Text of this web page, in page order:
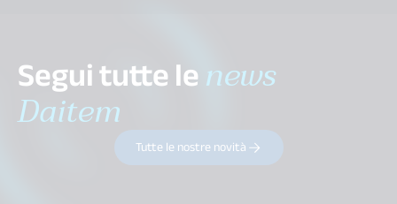
Segui tutte lenews
Daitem
Tutte le nostre novità